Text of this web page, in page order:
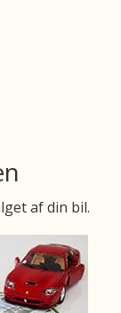
af din bil.